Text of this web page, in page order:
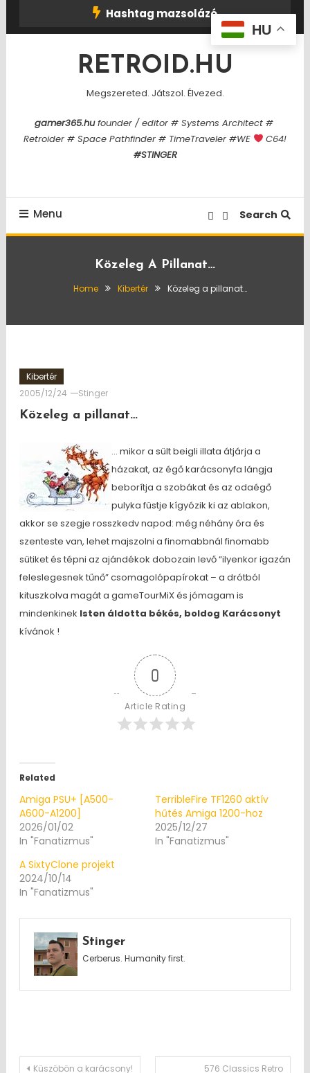
Hashtag mazsolázó
RETROID.HU
Megszereted. Játszol. Élvezed.
gamer365.hufounder / editor # Systems Architect #
Retroider # Space Pathfinder # TimeTraveler #WE
C64!
#STINGER
Menu Search
Közeleg A Pillanat…
Home Kibertér Közeleg a pillanat…
Kibertér
2005/12/24
Stinger
Közeleg a pillanat…
… mikor a sült beigli illata átjárja a
házakat, az égő karácsonyfa lángja
beborítja a szobákat és az odaégő
pulyka füstje kígyózik ki az ablakon,
akkor se szegje rosszkedv napod: még néhány óra és
szenteste van, lehet majszolni a finomabbnál finomabb
sütiket és tépni az ajándékok dobozain levő “ilyenkor igazán
feleslegesnek tűnő” csomagolópapírokat – a drótból
kituszkolva magát a gameTourMiX és jómagam is
mindenkinek Isten áldotta békés, boldog Karácsonyt
kívánok !
0
Article Rating
Related
Amiga PSU+ [A500-
A600-A1200]
2026/01/02
In "Fanatizmus"
TerribleFire TF1260 aktív
hűtés Amiga 1200-hoz
2025/12/27
In "Fanatizmus"
A SixtyClone projekt
2024/10/14
In "Fanatizmus"
Stinger
Cerberus. Humanity first.
Küszöbön a karácsony! 576 Classics Retro
HU